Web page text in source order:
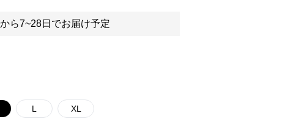
ら7~28日でお届け予定
L XL